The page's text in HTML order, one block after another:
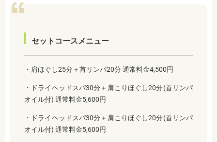
セットコースメニュー
・肩ほぐし25分＋首リンパ20分 通常料金4,500円
・ドライヘッドスパ30分＋肩こりほぐし20分(首リンパ
オイル付) 通常料金5,600円
・ドライヘッドスパ30分＋肩こりほぐし20分(首リンパ
オイル付) 通常料金5,600円